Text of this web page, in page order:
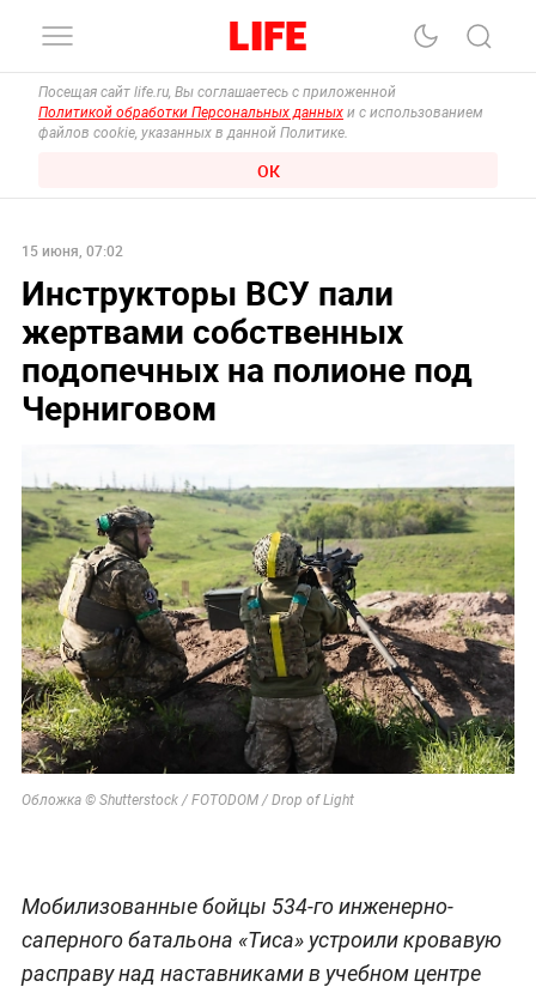
Посещая сайт life.ru, Вы соглашаетесь с приложенной
Политикой обработки Персональных данных и с использованием
файлов cookie, указанных в данной Политике.
ОК
15 июня, 07:02
Инструкторы ВСУ пали
жертвами собственных
подопечных на полионе под
Черниговом
Обложка © Shutterstock / FOTODOM / Drop of Light
Мобилизованные бойцы 534-го инженерно-
саперного батальона «Тиса» устроили кровавую
расправу над наставниками в учебном центре